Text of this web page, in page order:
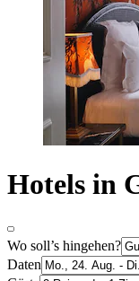
Hotels in
Wo soll’s hingehen?
Daten